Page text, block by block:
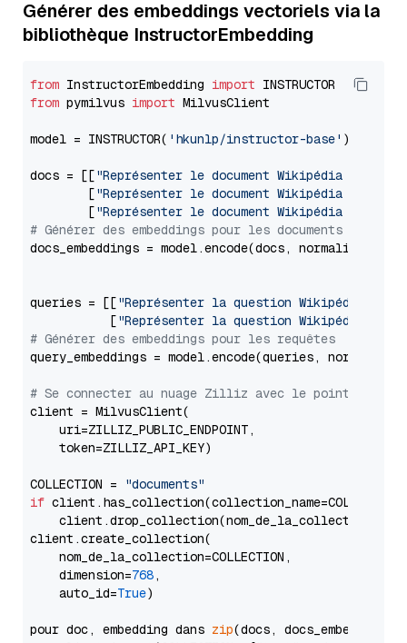
Générer des embeddings vectoriels via la
bibliothèque InstructorEmbedding
from InstructorEmbedding import
from pymilvus import MilvusClient
model = INSTRUCTOR( 'hkunlp/instructor-base' )
docs = [["Représenter le document Wikipédia pour
        [
"Représenter le document Wikipédia à
        [
"Représenter le document Wikipédia pour
# Générer des embeddings pour les documents
docs_embeddings = model.encode(docs,
queries = [["Représenter la question Wikipédia
           [
"Représenter la question Wikipédia
# Générer des embeddings pour les requêtes
query_embeddings = model.encode(queries,
# Se connecter au nuage Zilliz avec le point de
client = MilvusClient(
    uri=ZILLIZ_PUBLIC_ENDPOINT,
    token=ZILLIZ_API_KEY)
COLLECTION =
"documents"
if
client.create_collection(
    nom_de_la_collection=COLLECTION,
    dimension=
768 ,
    auto_id=
True)
pour doc, embedding dans zip(docs,